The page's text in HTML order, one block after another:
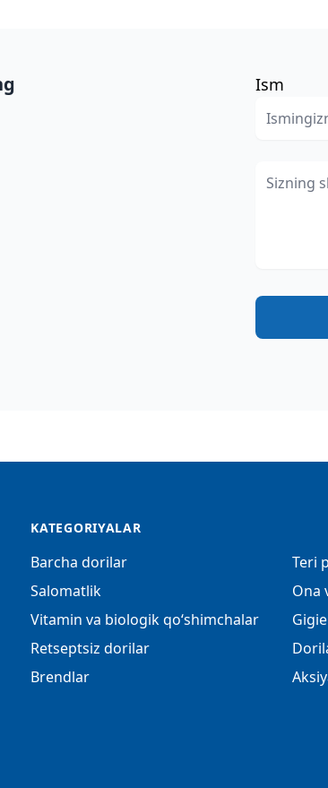
Ism
KATEGORIYALAR
Barcha dorilar
Salomatlik
Vitamin va biologik qo‘shimchalar
Retseptsiz dorilar
Brendlar
Teri
Ona